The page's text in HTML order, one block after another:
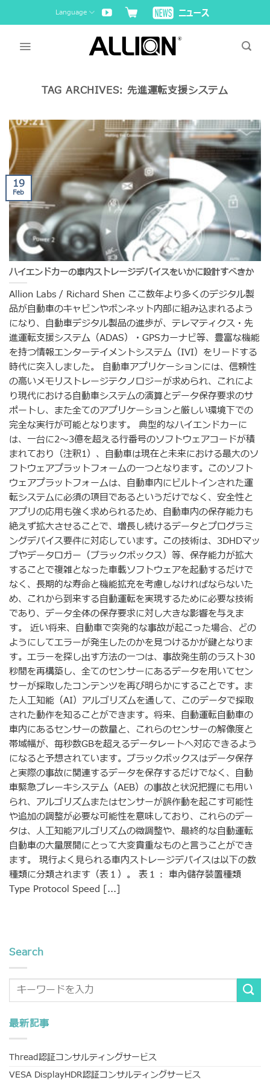
to
Language
TAG ARCHIVES:先進運転支援システム
ハイエンドカーの車内ストレージデバイスをいかに設計すべきか
Allion Labs / Richard Shen ここ数年より多くのデジタル製
品が自動車のキャビンやボンネット内部に組み込まれるよう
になり、自動車デジタル製品の進歩が、テレマティクス・先
進運転支援システム（ADAS）・GPSカーナビ等、豊富な機能
を持つ情報エンターテイメントシステム（IVI）をリードする
時代に突入しました。 自動車アプリケーションには、信頼性
の高いメモリストレージテクノロジーが求められ、これによ
り現代における自動車システムの演算とデータ保存要求のサ
ポートし、また全てのアプリケーションと厳しい環境下での
完全な実行が可能となります。 典型的なハイエンドカーに
は、一台に2〜3億を超える行番号のソフトウェアコードが積
まれており（注釈1）、自動車は現在と未来における最大のソ
フトウェアプラットフォームの一つとなります。このソフト
ウェアプラットフォームは、自動車内にビルトインされた運
転システムに必須の項目であるというだけでなく、安全性と
アプリの応用も強く求められるため、自動車内の保存能力も
絶えず拡大させることで、増長し続けるデータとプログラミ
ングデバイス要件に対応しています。この技術は、3DHDマッ
プやデータロガー（ブラックボックス）等、保存能力が拡大
することで複雑となった車載ソフトウェアを起動するだけで
なく、長期的な寿命と機能拡充を考慮しなければならないた
め、これから到来する自動運転を実現するために必要な技術
であり、データ全体の保存要求に対し大きな影響を与えま
す。 近い将来、自動車で突発的な事故が起こった場合、どの
ようにしてエラーが発生したのかを見つけるかが鍵となりま
す。エラーを探し出す方法の一つは、事故発生前のラスト30
秒間を再構築し、全てのセンサーにあるデータを用いてセン
サーが採取したコンテンツを再び明らかにすることです。ま
た人工知能（AI）アルゴリズムを通して、このデータで採取
された動作を知ることができます。将来、自動運転自動車の
車内にあるセンサーの数量と、これらのセンサーの解像度と
帯域幅が、毎秒数GBを超えるデータレートへ対応できるよう
になると予想されています。ブラックボックスはデータ保存
と実際の事故に関連するデータを保存するだけでなく、自動
車緊急ブレーキシステム（AEB）の事故と状況把握にも用い
られ、アルゴリズムまたはセンサーが誤作動を起こす可能性
や追加の調整が必要な可能性を意味しており、これらのデー
タは、人工知能アルゴリズムの微調整や、最終的な自動運転
自動車の大量展開にとって大変貴重なものと言うことができ
ます。 現行よく見られる車内ストレージデバイスは以下の数
種類に分類されます（表１）。 表１： 車內儲存裝置種類
Type Protocol Speed [...]
19
Feb
Search
最新記事
Thread認証コンサルティングサービス
VESA DisplayHDR認証コンサルティングサービス